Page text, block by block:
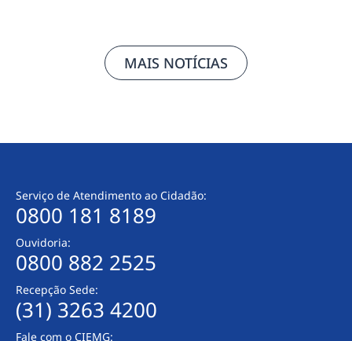
MAIS NOTÍCIAS
Serviço de Atendimento ao Cidadão:
0800 181 8189
Ouvidoria:
0800 882 2525
Recepção Sede:
(31) 3263 4200
Fale com o CIEMG: